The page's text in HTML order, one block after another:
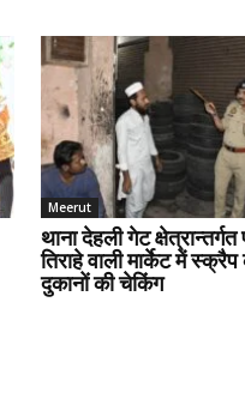
Meerut
थाना देहली गेट क्षेत्रान्तर्गत
तिराहे वाली मार्केट में स्क्रैप
दुकानों की चेकिंग